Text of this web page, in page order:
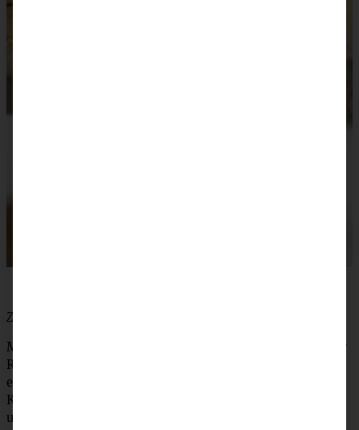
Zubereitung:
Milch lauwarm erwärmen. Hefe hineinbröckeln und unter
Rühren auflösen. Mehl, Zucker; eine Prise Salz und Ei in
eine Schüssel geben. Hefemilch zugießen und mit dem
Knethaken des Rührgeräts oder der Küchenmaschine
unterrühren. Weiche Butter unterkneten, bis der Teig